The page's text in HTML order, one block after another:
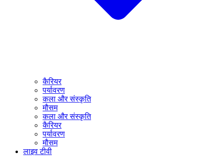
कैरियर
पर्यावरण
कला और संस्कृति
मौसम
कला और संस्कृति
कैरियर
पर्यावरण
मौसम
लाइव टीवी